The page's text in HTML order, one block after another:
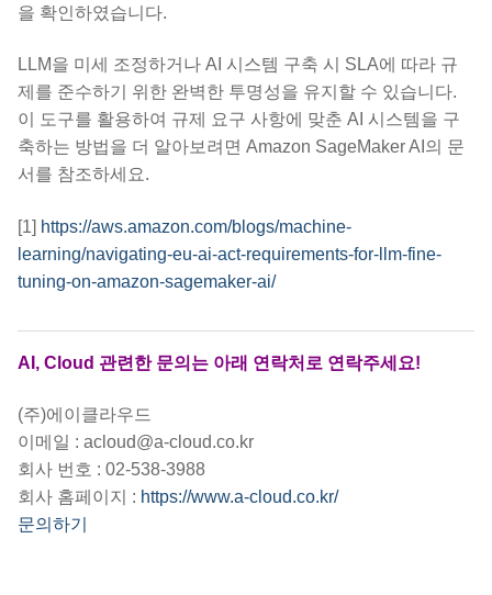
을 확인하였습니다.
LLM을 미세 조정하거나 AI 시스템 구축 시 SLA에 따라 규
제를 준수하기 위한 완벽한 투명성을 유지할 수 있습니다.
이 도구를 활용하여 규제 요구 사항에 맞춘 AI 시스템을 구
축하는 방법을 더 알아보려면 Amazon SageMaker AI의 문
서를 참조하세요.
[1] https://aws.amazon.com/blogs/machine-
learning/navigating-eu-ai-act-requirements-for-llm-fine-
tuning-on-amazon-sagemaker-ai/
AI, Cloud 관련한 문의는 아래 연락처로 연락주세요!
(주)에이클라우드
이메일 : acloud@a-cloud.co.kr
회사 번호 : 02-538-3988
회사 홈페이지 : https://www.a-cloud.co.kr/
문의하기